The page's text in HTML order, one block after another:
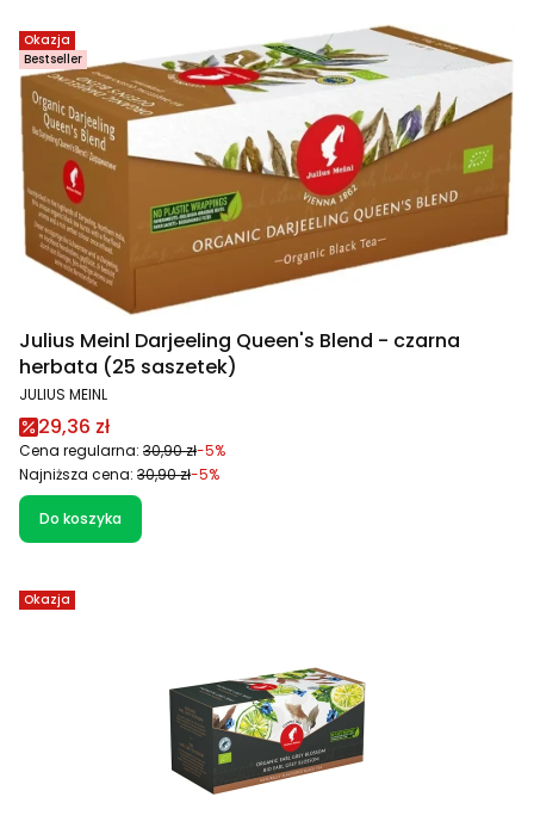
Okazja
Bestseller
Julius Meinl Darjeeling Queen's Blend - czarna
herbata (25 saszetek)
PRODUCENT
JULIUS MEINL
Cena promocyjna
29,36 zł
Cena regularna: 30,90 zł-5%
Najniższa cena: 30,90 zł-5%
Do koszyka
Okazja